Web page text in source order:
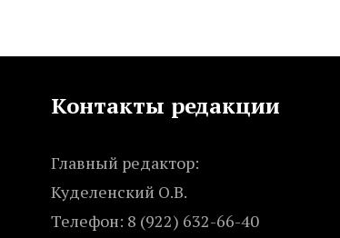
Контакты редакции
Главный редактор:
Куделенский О.В.
Телефон: 8 (922) 632-66-40